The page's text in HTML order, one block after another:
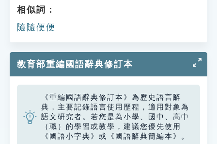
相似詞：
隨隨便便
教育部重編國語辭典修訂本
《重編國語辭典修訂本》為歷史語言辭
典，主要記錄語言使用歷程，適用對象為
語文研究者。若您是為小學、國中、高中
（職）的學習或教學，建議您優先使用
《國語小字典》或《國語辭典簡編本》。